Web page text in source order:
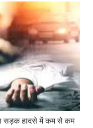
सड़क हादसे में कम से कम